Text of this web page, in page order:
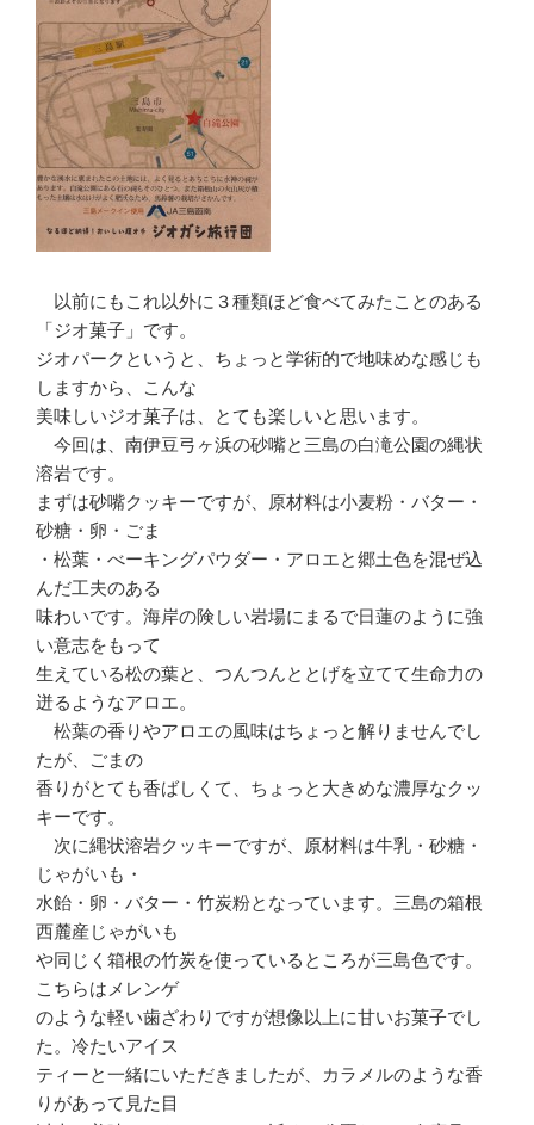
以前にもこれ以外に３種類ほど食べてみたことのある
「ジオ菓子」です。
ジオパークというと、ちょっと学術的で地味めな感じも
しますから、こんな
美味しいジオ菓子は、とても楽しいと思います。
今回は、南伊豆弓ヶ浜の砂嘴と三島の白滝公園の縄状
溶岩です。
まずは砂嘴クッキーですが、原材料は小麦粉・バター・
砂糖・卵・ごま
・松葉・べーキングパウダー・アロエと郷土色を混ぜ込
んだ工夫のある
味わいです。海岸の険しい岩場にまるで日蓮のように強
い意志をもって
生えている松の葉と、つんつんととげを立てて生命力の
迸るようなアロエ。
松葉の香りやアロエの風味はちょっと解りませんでし
たが、ごまの
香りがとても香ばしくて、ちょっと大きめな濃厚なクッ
キーです。
次に縄状溶岩クッキーですが、原材料は牛乳・砂糖・
じゃがいも・
水飴・卵・バター・竹炭粉となっています。三島の箱根
西麓産じゃがいも
や同じく箱根の竹炭を使っているところが三島色です。
こちらはメレンゲ
のような軽い歯ざわりですが想像以上に甘いお菓子でし
た。冷たいアイス
ティーと一緒にいただきましたが、カラメルのような香
りがあって見た目